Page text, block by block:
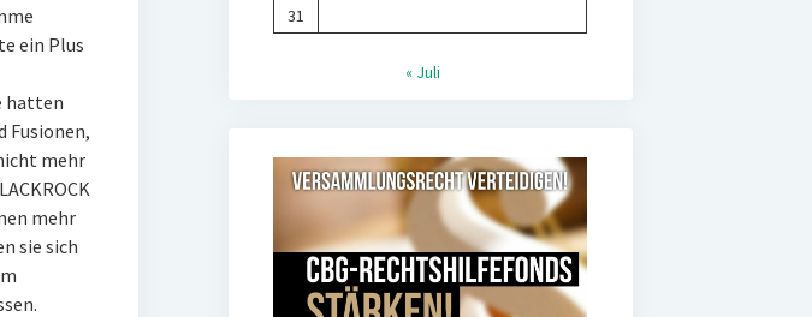
ein Plus
hatten
Fusionen,
mehr
mehr
sie sich
31
« Juli